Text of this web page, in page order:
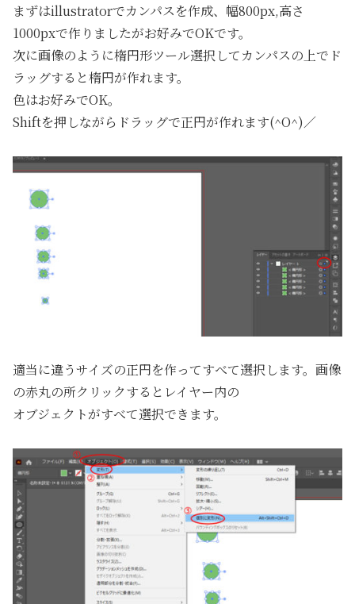
まずはillustratorでカンパスを作成、幅800px,高さ
1000pxで作りましたがお好みでOKです。
次に画像のように楕円形ツール選択してカンパスの上でド
ラッグすると楕円が作れます。
色はお好みでOK。
Shiftを押しながらドラッグで正円が作れます(^O^)／
適当に違うサイズの正円を作ってすべて選択します。画像
の赤丸の所クリックするとレイヤー内の
オブジェクトがすべて選択できます。